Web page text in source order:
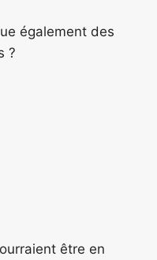
également des
?
être en